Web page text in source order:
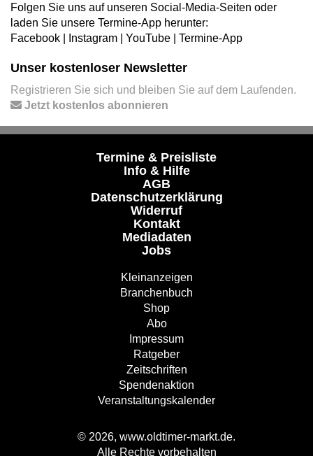
Folgen Sie uns auf unseren Social-Media-Seiten oder
laden Sie unsere Termine-App herunter:
Facebook
Instagram YouTube Termine-App
Unser kostenloser Newsletter
Registrieren Sie sich und bleiben Sie auf dem Laufenden.
Jetzt kostenlos abonnieren
Termine & Preisliste
Info & Hilfe
AGB
Datenschutzerklärung
Widerruf
Kontakt
Mediadaten
Jobs
Kleinanzeigen
Branchenbuch
Shop
Abo
Impressum
Ratgeber
Zeitschriften
Spendenaktion
Veranstaltungskalender
© 2026, www.oldtimer-markt.de.
Alle Rechte vorbehalten